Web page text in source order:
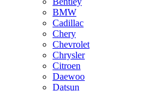
BMW
Cadillac
Chery
Chevrolet
Chrysler
Citroen
Daewoo
Datsun